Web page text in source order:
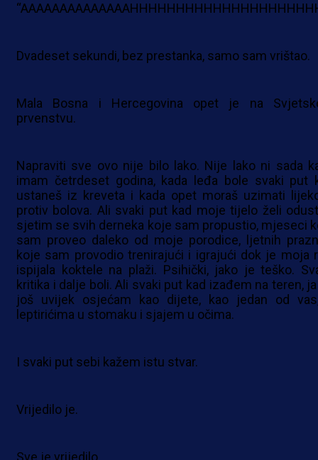
Dvadeset sekundi, bez prestanka, samo sam vrištao.
Mala Bosna i Hercegovina opet je na
prvenstvu.
Napraviti sve ovo nije bilo lako. Nije lako ni sada
imam četrdeset godina, kada leđa bole svaki put
ustaneš iz kreveta i kada opet moraš uzimati
protiv bolova. Ali svaki put kad moje tijelo želi
sjetim se svih derneka koje sam propustio, mjeseci
sam proveo daleko od moje porodice, ljetnih
koje sam provodio trenirajući i igrajući dok je moja
ispijala koktele na plaži. Psihički, jako je teško.
kritika i dalje boli. Ali svaki put kad izađem na teren,
još uvijek osjećam kao dijete, kao jedan od
leptirićima u stomaku i sjajem u očima.
I svaki put sebi kažem istu stvar.
Vrijedilo je.